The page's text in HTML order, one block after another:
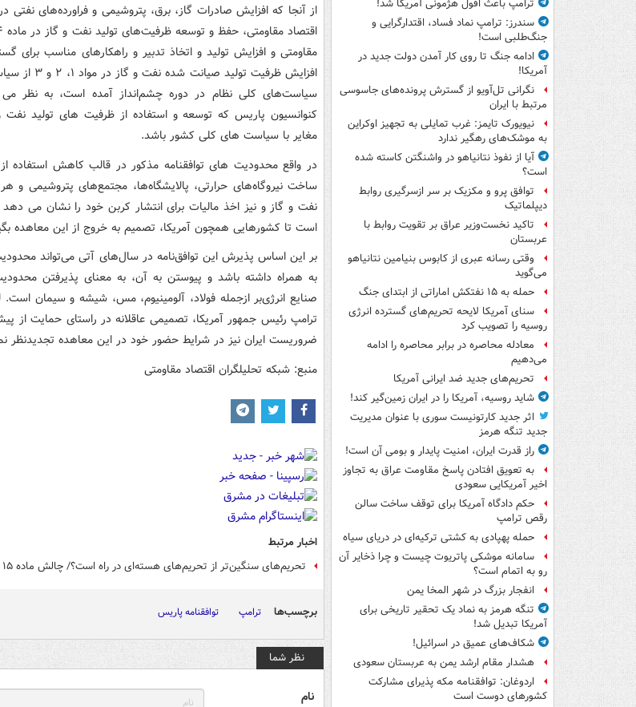
ترامپ باعث افول هژمونی آمریکا شد!
سندرز: ترامپ نماد فساد، اقتدارگرایی و
جنگ‌طلبی است!
ادامه جنگ تا روی کار آمدن دولت جدید در
آمریکا!
نگرانی تل‌آویو از گسترش پرونده‌های جاسوسی
مرتبط با ایران
نیویورک تایمز: غرب تمایلی به تجهیز اوکراین
به موشک‌های رهگیر ندارد
آیا از نفوذ نتانیاهو در واشنگتن کاسته شده
است؟
توافق پرو و مکزیک بر سر ازسرگیری روابط
دیپلماتیک
تاکید نخست‌وزیر عراق بر تقویت روابط با
عربستان
وقتی رسانه عبری از کابوس بنیامین نتانیاهو
می‌گوید
حمله به ۱۵ نفتکش‌ اماراتی از ابتدای جنگ
سنای آمریکا لایحه تحریم‌های گسترده انرژی
روسیه را تصویب کرد
معادله محاصره در برابر محاصره را ادامه
می‌دهیم
تحریم‌های جدید ضد ایرانی آمریکا
شاید روسیه، آمریکا را در ایران زمین‌گیر کند!
اثر جدید کارتونیست سوری با عنوان مدیریت
جدید تنگه هرمز
راز قدرت ایران، امنیت پایدار و بومی آن است!
به تعویق افتادن پاسخ مقاومت عراق به تجاوز
اخیر آمریکایی سعودی
حکم دادگاه آمریکا برای توقف ساخت سالن
رقص ترامپ
حمله پهپادی به کشتی ترکیه‌ای در دریای سیاه
سامانه موشکی پاتریوت چیست و چرا ذخایر آن
رو به اتمام است؟
انفجار بزرگ در شهر المخا یمن
تنگه هرمز به نماد یک تحقیر تاریخی برای
آمریکا تبدیل شد!
شکاف‌های عمیق در اسرائیل!
هشدار مقام ارشد یمن به عربستان سعودی
اردوغان: توافقنامه مکه پذیرای مشارکت
کشورهای دوست است
مقاومتی و افزایش تولید و اتخاذ تدبیر و راهکارهای مناسب
افزایش ظرفیت
سیاست‌های کلی نظام در دوره چشم‌انداز آمده است، به نظر
کنوانسیون پاریس که توسعه و استفاده از ظرفیت های تولید نفت
مغایر با سیاست های کلی کشور باشد.
در واقع محدودیت های توافقنامه مذکور در قالب کاهش استفاده
ساخت نیروگاه‌های حرارتی، پالایشگاه‌ها، مجتمع‌های پتروشیمی و
نفت و گاز و نیز اخذ مالیات برای انتشار کربن خود را نشان می
است تا کشورهایی همچون آمریکا، تصمیم به خروج از این معاهده
بر این اساس پذیرش این توافق‌نامه در سال‌های آتی می‌تواند
به همراه داشته باشد و پیوستن به آن، به معنای پذیرفتن
صنایع انرژی‌‌بر ازجمله فولاد، آلومینیوم، مس، شیشه و سیمان
ترامپ رئیس جمهور آمریکا، تصمیمی عاقلانه در راستای حمایت
ضروریست ایران نیز در شرایط حضور خود در این معاهده تجدیدنظر
منبع: شبکه تحلیلگران اقتصاد مقاومتی
اخبار مرتبط
تحریم‌های سنگین‌تر از تحریم‌های هسته‌ای در راه است؟/ چالش ماده ۱۵ توافق پاریس برای ایران
برچسب‌ها ترامپ توافقنامه پاریس
نظر شما
نام